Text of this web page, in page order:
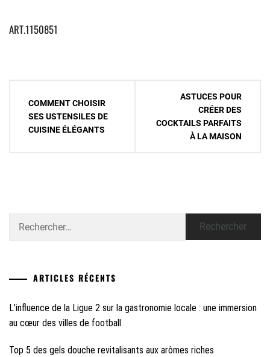
ART.1150851
l’article
COMMENT CHOISIR
SES USTENSILES DE
CUISINE ÉLÉGANTS
ASTUCES POUR
CRÉER DES
COCKTAILS PARFAITS
À LA MAISON
ARTICLES RÉCENTS
L’influence de la Ligue 2 sur la gastronomie locale : une immersion
au cœur des villes de football
Top 5 des gels douche revitalisants aux arômes riches